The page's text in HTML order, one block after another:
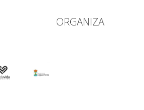
ORGANIZA